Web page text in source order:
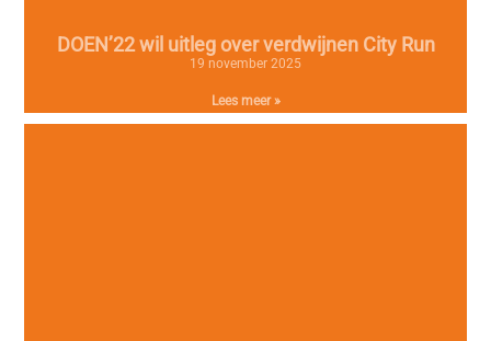
DOEN’22 wil uitleg over verdwijnen City Run
19 november 2025
Lees meer »